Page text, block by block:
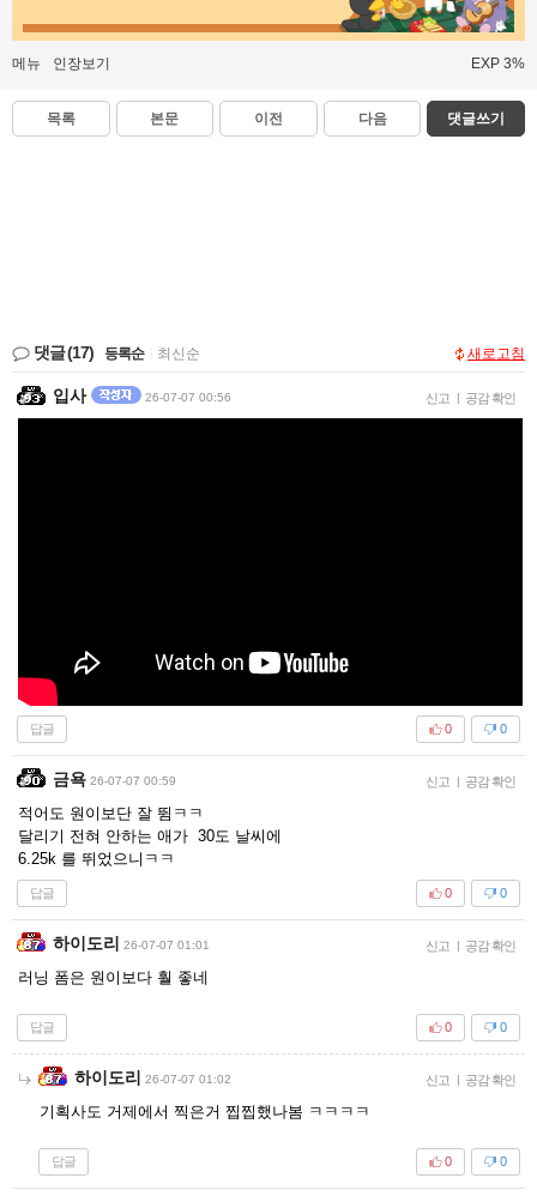
메뉴 인장보기 EXP 3%
목록 본문 이전 다음 댓글쓰기
댓글(17) 등록순 최신순 새로고침
입사 26-07-07 00:56 신고 | 공감 확인
답글 0
0
금욕 26-07-07 00:59 신고 | 공감 확인
적어도 원이보단 잘 뜀ㅋㅋ
달리기 전혀 안하는 애가 30도 날씨에
6.25k 를 뛰었으니ㅋㅋ
답글 0
0
하이도리 26-07-07 01:01 신고 | 공감 확인
러닝 폼은 원이보다 훨 좋네
답글 0
0
하이도리 26-07-07 01:02 신고 | 공감 확인
기획사도 거제에서 찍은거 찝찝했나봄 ㅋㅋㅋㅋ
답글 0
0